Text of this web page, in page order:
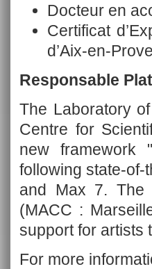
Docteur en
Certificat
d’Aix-en-
Responsable
The Laboratory
Centre for
new framework
following state-of-
and Max 7. The
(MACC :
support for artists
For more